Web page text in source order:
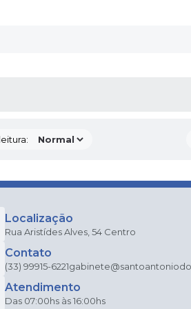
Localização
Rua Aristídes Alves, 54 Centro
Contato
(33) 99915-6221
Atendimento
Das 07:00hs às 16:00hs